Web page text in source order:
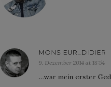
MONSIEUR_DIDIER
9. Dezember 2014 at 18:54
…war mein erster